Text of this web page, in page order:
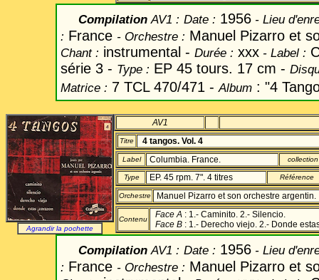
CompilationAV1 : Date : 1956 - Lieu
: France - Orchestre : Manuel Pizarro et
Chant: instrumental - Durée : xxx - Label :
série 3 - Type : EP 45 tours. 17 cm -
Matrice : 7 TCL 470/471 - Album : "4
Agrandir la pochette
AV1
Titre 4 tangos. Vol. 4
Label Columbia. France. collection
Type EP. 45 rpm. 7". 4 titres Référence
Orchestre Manuel Pizarro et son orchestre argentin.
Contenu Face A : 1.- Caminito. 2.- Silencio.
Face B : 1.- Derecho viejo. 2.- Donde
CompilationAV1 : Date : 1956 - Lieu
: France - Orchestre : Manuel Pizarro et